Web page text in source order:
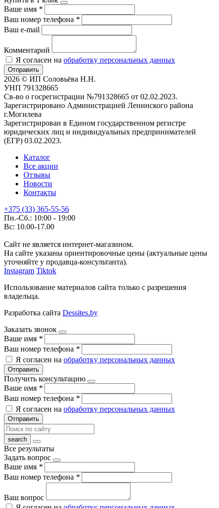
Ваше имя *
Ваш номер телефона *
Ваш e-mail
Комментарий
Я согласен на обработку персональных данных
Отправить
2026 © ИП Соловьёва Н.Н.
УНП 791328665
Св-во о госрегистрации №791328665 от 02.02.2023.
Зарегистрировано Администрацией Ленинского района
г.Могилева
Зарегистрирован в Едином государственном регистре
юридических лиц и индивидуальных предпринимателей
(ЕГР) 03.02.2023.
Каталог
Все акции
Отзывы
Новости
Контакты
+375 (33) 365-55-56
Пн.-Сб.: 10:00 - 19:00
Вс: 10.00-17.00
Сайт не является интернет-магазином.
На сайте указаны ориентировочные цены (актуальные цены
уточняйте у продавца-консультанта).
Instagram Tiktok
Использование материалов сайта только с разрешения
владельца.
Разработка сайта Dessites.by
Заказать звонок
Ваше имя *
Ваш номер телефона *
Я согласен на обработку персональных данных
Отправить
Получить консультацию
Ваше имя *
Ваш номер телефона *
Я согласен на обработку персональных данных
Отправить
Все результаты
Задать вопрос
Ваше имя *
Ваш номер телефона *
Ваш вопрос